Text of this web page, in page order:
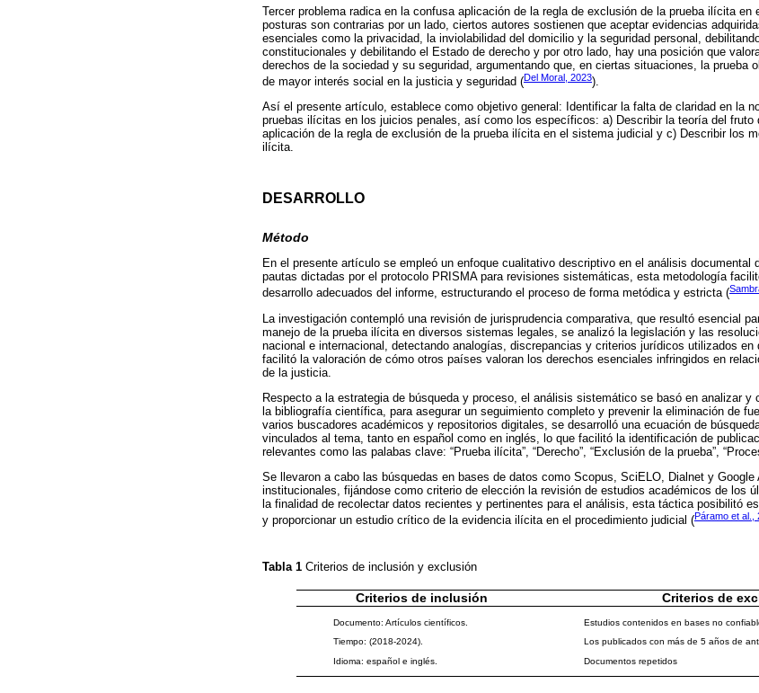
Tercer problema radica en la confusa aplicación de la regla de exclusión de la prueba ilícita en
posturas son contrarias por un lado, ciertos autores sostienen que aceptar evidencias
esenciales como la privacidad, la inviolabilidad del domicilio y la seguridad personal,
constitucionales y debilitando el Estado de derecho y por otro lado, hay una posición que
derechos de la sociedad y su seguridad, argumentando que, en ciertas situaciones, la prueba
de mayor interés social en la justicia y seguridad (Del Moral, 2023).
Así el presente artículo, establece como objetivo general: Identificar la falta de claridad en la
pruebas ilícitas en los juicios penales, así como los específicos: a) Describir la teoría del fruto
aplicación de la regla de exclusión de la prueba ilícita en el sistema judicial y c) Describir los
ilícita.
DESARROLLO
Método
En el presente artículo se empleó un enfoque cualitativo descriptivo en el análisis documental
pautas dictadas por el protocolo PRISMA para revisiones sistemáticas, esta metodología
desarrollo adecuados del informe, estructurando el proceso de forma metódica y estricta (
La investigación contempló una revisión de jurisprudencia comparativa, que resultó esencial
manejo de la prueba ilícita en diversos sistemas legales, se analizó la legislación y las
nacional e internacional, detectando analogías, discrepancias y criterios jurídicos utilizados
facilitó la valoración de cómo otros países valoran los derechos esenciales infringidos en
de la justicia.
Respecto a la estrategia de búsqueda y proceso, el análisis sistemático se basó en analizar y
la bibliografía científica, para asegurar un seguimiento completo y prevenir la eliminación de
varios buscadores académicos y repositorios digitales, se desarrolló una ecuación de
vinculados al tema, tanto en español como en inglés, lo que facilitó la identificación de
relevantes como las palabas clave: “Prueba ilícita”, “Derecho”, “Exclusión de la prueba”,
Se llevaron a cabo las búsquedas en bases de datos como Scopus, SciELO, Dialnet y
institucionales, fijándose como criterio de elección la revisión de estudios académicos de los
la finalidad de recolectar datos recientes y pertinentes para el análisis, esta táctica posibilitó
y proporcionar un estudio crítico de la evidencia ilícita en el procedimiento judicial (Páramo et al.,
Tabla 1 Criterios de inclusión y exclusión
Criterios de inclusión Criterios de
Documento: Artículos científicos.
Tiempo: (2018-2024).
Idioma: español e inglés.
Estudios contenidos en bases no
Los publicados con más de 5 años de
Documentos repetidos